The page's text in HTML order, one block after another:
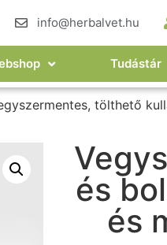
info@herbalvet.hu
Tudástár
tölthető
és
és